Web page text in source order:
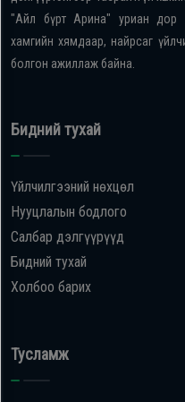
"Айл бүрт Арина" уриан дор
хамгийн хямдаар, найрсаг
болгон ажиллаж байна.
Бидний тухай
Үйлчилгээний нөхцөл
Нууцлалын бодлого
Салбар дэлгүүрүүд
Бидний тухай
Холбоо барих
Тусламж